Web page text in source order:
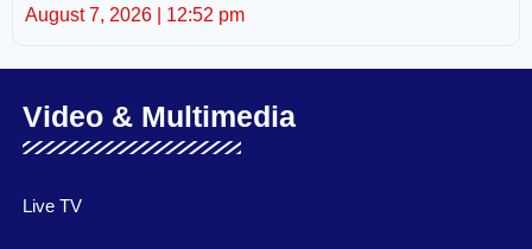
August 7, 2026 12:52 pm
Video & Multimedia
Live TV